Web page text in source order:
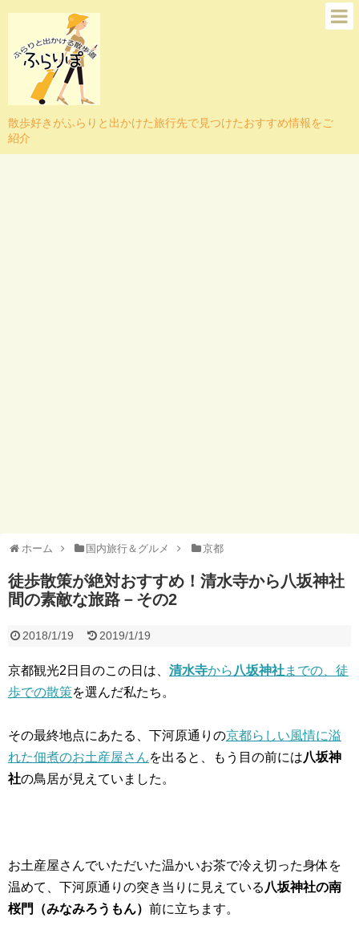
散歩好きがふらりと出かけた旅行先で見つけたおすすめ情報をご
紹介
ホーム 国内旅行＆グルメ 京都
徒歩散策が絶対おすすめ！清水寺から八坂神社
間の素敵な旅路－その2
2018/1/19 2019/1/19
京都観光2日目のこの日は、 清水寺から 八坂神社までの、徒
歩での散策を選んだ私たち。
その最終地点にあたる、下河原通りの京都らしい風情に溢
れた佃煮のお土産屋さんを出ると、もう目の前には八坂神
社の鳥居が見えていました。
お土産屋さんでいただいた温かいお茶で冷え切った身体を
温めて、下河原通りの突き当りに見えている 八坂神社の南
桜門（みなみろうもん） 前に立ちます。